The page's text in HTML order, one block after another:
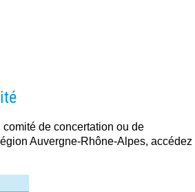
de concertation ou de
Auvergne-Rhône-Alpes, accédez